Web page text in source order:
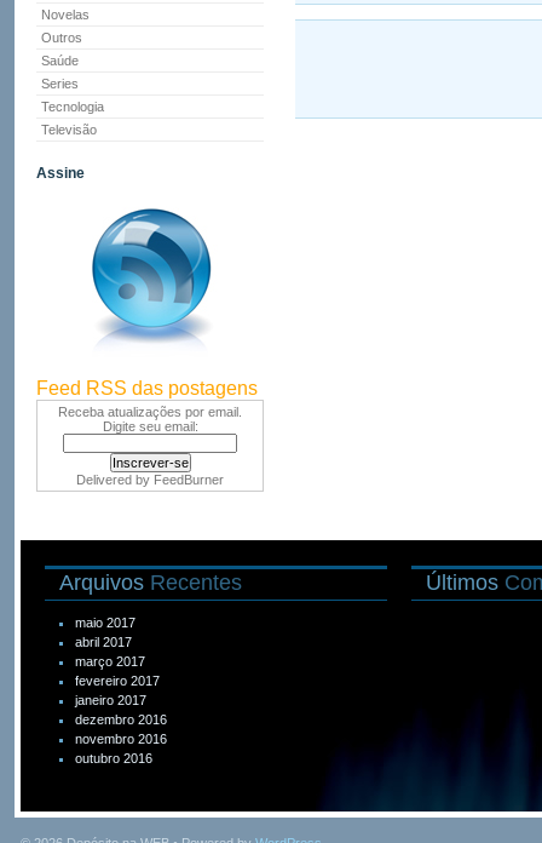
Novelas
Outros
Saúde
Series
Tecnologia
Televisão
Assine
Feed RSS das postagens
Receba atualizações por email.
Digite seu email:
Delivered by FeedBurner
Arquivos Recentes
maio 2017
abril 2017
março 2017
fevereiro 2017
janeiro 2017
dezembro 2016
novembro 2016
outubro 2016
Últimos